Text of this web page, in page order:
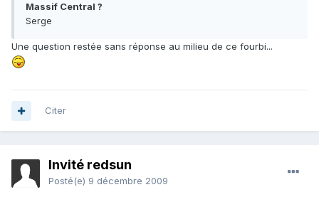
Massif Central ?
Serge
Une question restée sans réponse au milieu de ce fourbi...
Citer
Invité redsun
Posté(e) 9 décembre 2009